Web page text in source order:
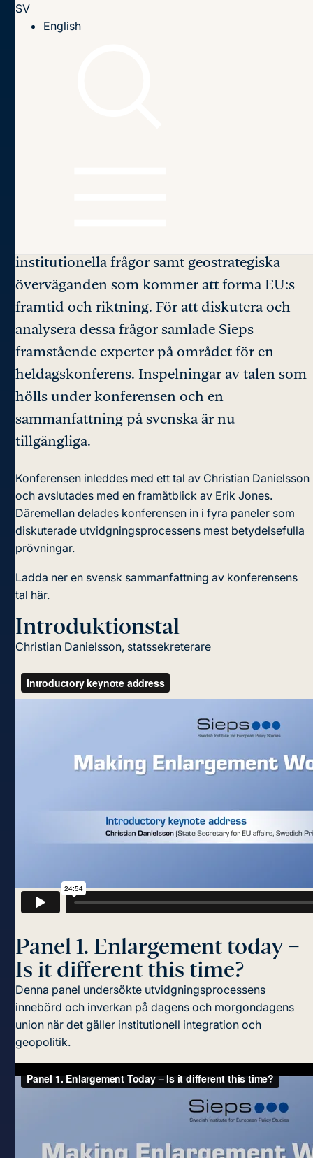
SV
English
institutionella frågor samt geostrategiska
överväganden som kommer att forma EU:s
framtid och riktning. För att diskutera och
analysera dessa frågor samlade Sieps
framstående experter på området för en
heldagskonferens. Inspelningar av talen som
hölls under konferensen och en
sammanfattning på svenska är nu
tillgängliga.
Konferensen inleddes med ett tal av Christian Danielsson
och avslutades med en framåtblick av Erik Jones.
Däremellan delades konferensen in i fyra paneler som
diskuterade utvidgningsprocessens mest betydelsefulla
prövningar.
Ladda ner en svensk sammanfattning av konferensens
tal här.
Introduktionstal
Christian Danielsson, statssekreterare
Panel 1. Enlargement today –
Is it different this time?
Denna panel undersökte utvidgningsprocessens
innebörd och inverkan på dagens och morgondagens
union när det gäller institutionell integration och
geopolitik.